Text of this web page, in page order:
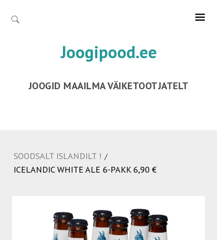
Joogipood.ee
JOOGID MAAILMA VÄIKETOOTJATELT
SOODSALT ISLANDILT ! /
ICELANDIC WHITE ALE 6-PAKK 6,90 €